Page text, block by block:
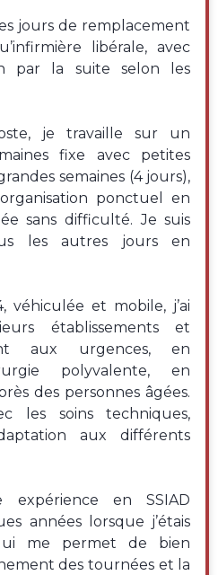
jours de remplacement
libérale, avec
par la suite selon les
je travaille sur un
fixe avec petites
semaines (4 jours),
ponctuel en
sans difficulté. Je suis
les autres jours en
véhiculée et mobile, j’ai
établissements et
aux urgences, en
polyvalente, en
des personnes âgées.
les soins techniques,
aux différents
expérience en SSIAD
années lorsque j’étais
me permet de bien
des tournées et la